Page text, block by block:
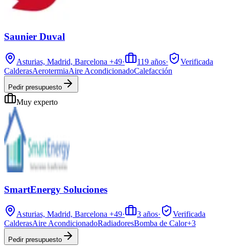
Saunier Duval
Asturias, Madrid, Barcelona +49· 119 años·
Verificada
CalderasAerotermiaAire AcondicionadoCalefacción
Pedir presupuesto
Muy experto
SmartEnergy Soluciones
Asturias, Madrid, Barcelona +49· 3 años·
Verificada
CalderasAire AcondicionadoRadiadoresBomba de Calor+3
Pedir presupuesto